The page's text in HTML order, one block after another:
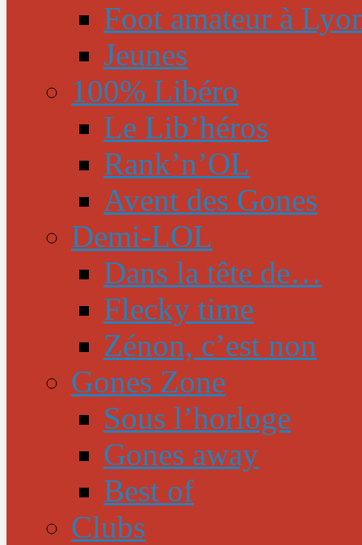
Foot amateur à
Jeunes
100% Libéro
Le Lib’héros
Rank’n’OL
Avent des Gones
Demi-LOL
Dans la tête de…
Flecky time
Zénon, c’est non
Gones Zone
Sous l’horloge
Gones away
Best of
Clubs